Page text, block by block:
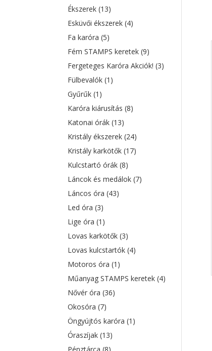
Ékszerek(13)
Esküvői ékszerek(4)
Fa karóra(5)
Fém STAMPS keretek(9)
Fergeteges Karóra Akciók!(3)
Fülbevalók(1)
Gyűrűk(1)
Karóra kiárusítás(8)
Katonai órák(13)
Kristály ékszerek(24)
Kristály karkötők(17)
Kulcstartó órák(8)
Láncok és medálok(7)
Láncos óra(43)
Led óra(3)
Lige óra(1)
Lovas karkötők(3)
Lovas kulcstartók(4)
Motoros óra(1)
Műanyag STAMPS keretek(4)
Nővér óra(36)
Okosóra(7)
Öngyújtós karóra(1)
Óraszíjak(13)